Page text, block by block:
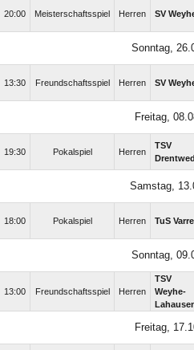
20:00 Meisterschaftsspiel Herren SV
Sonntag,
13:30 Freundschaftsspiel Herren SV
Freitag,
19:30 Pokalspiel Herren
TSV
Samstag,
18:00 Pokalspiel Herren TuS Varrel
Sonntag,
13:00 Freundschaftsspiel Herren
TSV
Weyhe-
Freitag,